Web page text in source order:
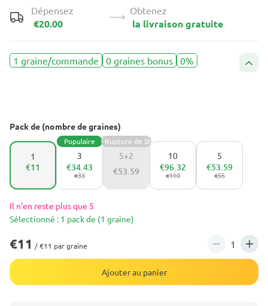
Dépensez
€20.00
Obtenez
la livraison gratuite
1 graine/commande 0 graines bonus 0%
Pack de (nombre de graines)
1
€11
3
Populaire
€33
€34.43
5+2
Rupture de Stock
€53.59
10
€110
€96.32
5
€55
€53.59
Il n'en reste plus que 5
Sélectionné : 1 pack de (1 graine)
€11 / €11 par graine
Ajouter au panier